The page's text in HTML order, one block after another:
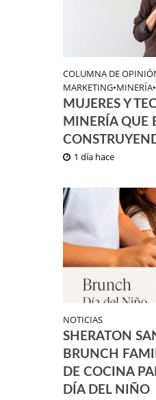
COLUMNA DE
MARKETING•MINERÍA•
MUJERES Y
MINERÍA QUE
1 día hace
NOTICIAS
SHERATON
BRUNCH
DE COCINA
DÍA DEL NIÑO